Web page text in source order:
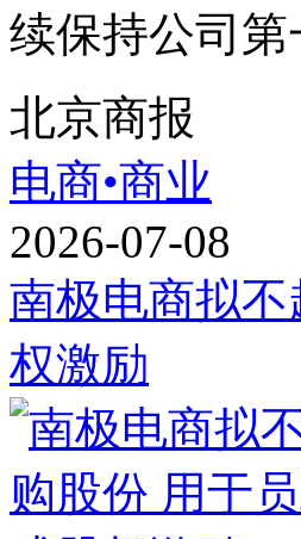
续保持公司
北京商报
电商•商业
2026-07-08
南极电商拟
权激励